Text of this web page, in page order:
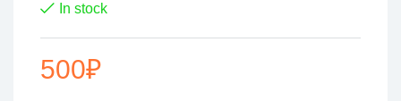
In stock
500₽